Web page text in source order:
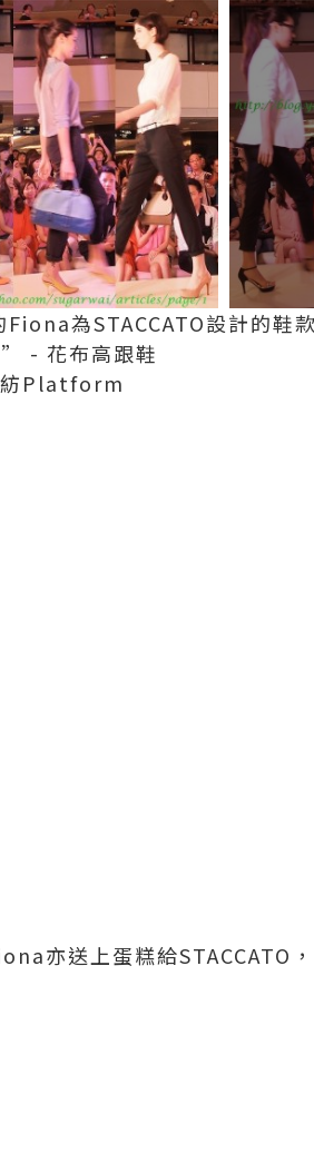
為STACCATO設計的鞋
- 花布高跟鞋
Platform
亦送上蛋糕給STACCATO